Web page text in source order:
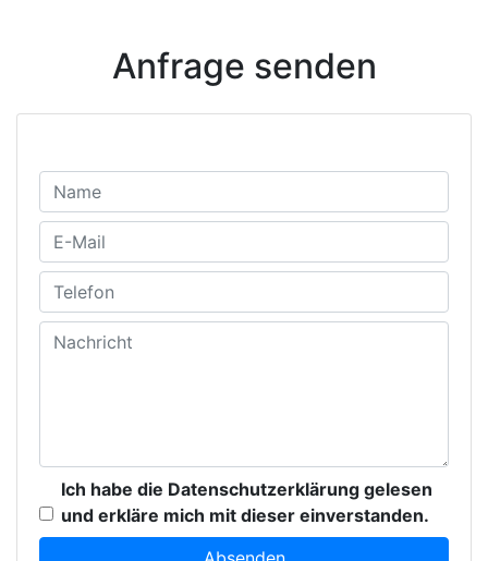
Anfrage senden
Ich habe die Datenschutzerklärung gelesen
und erkläre mich mit dieser einverstanden.